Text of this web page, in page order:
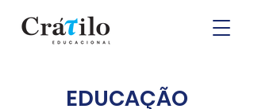
EDUCAÇÃO